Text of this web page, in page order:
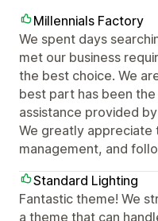
Millennials Factory
We spent days
met our business
the best choice. We
best part has been
assistance provided
We greatly
management, and
Standard Lighting
Fantastic theme! We
a theme that can